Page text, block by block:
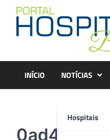
content
INÍCIO NOTÍCIAS
Hospitais